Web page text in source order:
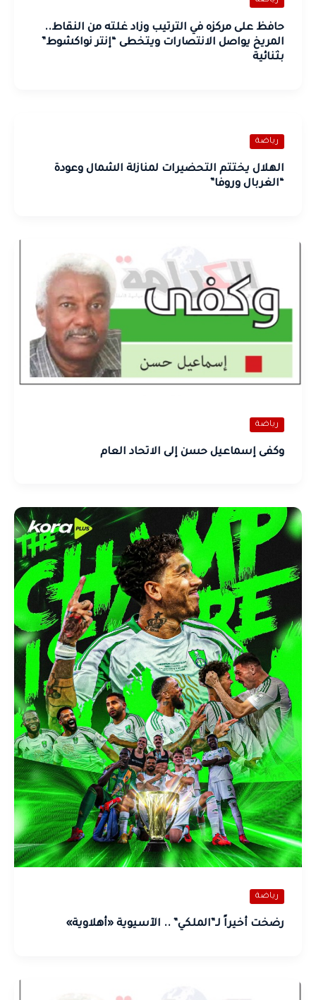
حافظ على مركزه في الترتيب وزاد غلته من النقاط..
المريخ يواصل الانتصارات ويتخطى “إنتر نواكشوط”
بثنائية
رياضة
الهلال يختتم التحضيرات لمنازلة الشمال وعودة
“الغربال وروفا”
رياضة
وكفى إسماعيل حسن إلى الاتحاد العام
رياضة
رضخت أخيراً لـ”الملكي” .. الآسيوية «أهلاوية»